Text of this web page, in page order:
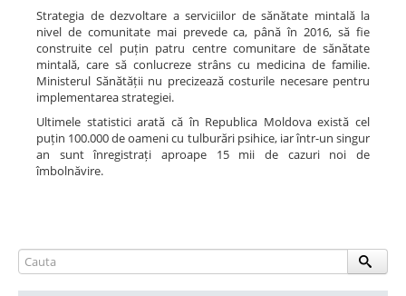
Strategia de dezvoltare a serviciilor de sănătate mintală la
nivel de comunitate mai prevede ca, până în 2016, să fie
construite cel puțin patru centre comunitare de sănătate
mintală, care să conlucreze strâns cu medicina de familie.
Ministerul Sănătății nu precizează costurile necesare pentru
implementarea strategiei.
Ultimele statistici arată că în Republica Moldova există cel
puțin 100.000 de oameni cu tulburări psihice, iar într-un singur
an sunt înregistrați aproape 15 mii de cazuri noi de
îmbolnăvire.